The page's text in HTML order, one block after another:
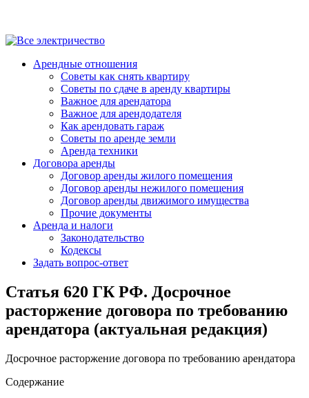
Арендные отношения
Советы как снять квартиру
Советы по сдаче в аренду квартиры
Важное для арендатора
Важное для арендодателя
Как арендовать гараж
Советы по аренде земли
Аренда техники
Договора аренды
Договор аренды жилого помещения
Договор аренды нежилого помещения
Договор аренды движимого имущества
Прочие документы
Аренда и налоги
Законодательство
Кодексы
Задать вопрос-ответ
Статья 620 ГК РФ. Досрочное
расторжение договора по требованию
арендатора (актуальная редакция)
Досрочное расторжение договора по требованию арендатора
Содержание